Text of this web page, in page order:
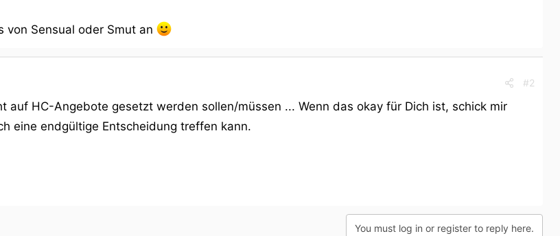
von Sensual oder Smut an
#2
auf HC-Angebote gesetzt werden sollen/müssen ... Wenn das okay für Dich ist, schick mir
eine endgültige Entscheidung treffen kann.
You must log in or register to reply here.